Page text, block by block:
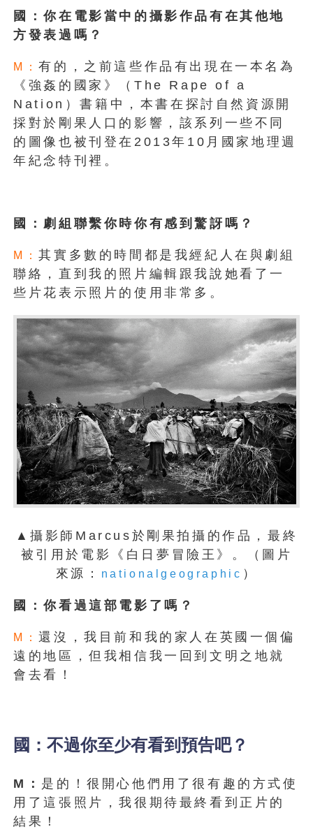
國：你在電影當中的攝影作品有在其他地
方發表過嗎？
M：有的，之前這些作品有出現在一本名為
《強姦的國家》（The Rape of a
Nation）書籍中，本書在探討自然資源開
採對於剛果人口的影響，該系列一些不同
的圖像也被刊登在2013年10月國家地理週
年紀念特刊裡。
國：劇組聯繫你時你有感到驚訝嗎？
M：其實多數的時間都是我經紀人在與劇組
聯絡，直到我的照片編輯跟我說她看了一
些片花表示照片的使用非常多。
▲攝影師Marcus於剛果拍攝的作品，最終
被引用於電影《白日夢冒險王》。（圖片
來源：
nationalgeographic ）
國：你看過這部電影了嗎？
M：還沒，我目前和我的家人在英國一個偏
遠的地區，但我相信我一回到文明之地就
會去看！
國：不過你至少有看到預告吧？
M： 是的！很開心他們用了很有趣的方式使
用了這張照片，我很期待最終看到正片的
結果！